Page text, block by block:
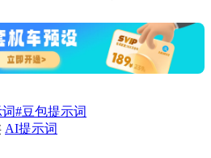
#豆包提示词
AI提示词